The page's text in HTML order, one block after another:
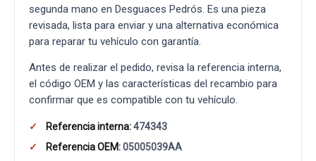
segunda mano en Desguaces Pedrós. Es una pieza
revisada, lista para enviar y una alternativa económica
para reparar tu vehículo con garantía.
Antes de realizar el pedido, revisa la referencia interna,
el código OEM y las características del recambio para
confirmar que es compatible con tu vehículo.
Referencia interna:474343
Referencia OEM:05005039AA